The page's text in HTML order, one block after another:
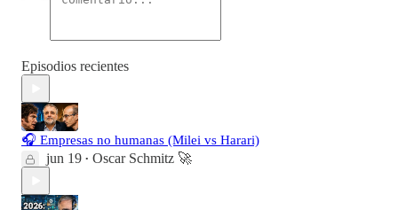
Episodios recientes
🎧 Empresas no humanas (Milei vs Harari)
jun 19 • Oscar Schmitz 🚀